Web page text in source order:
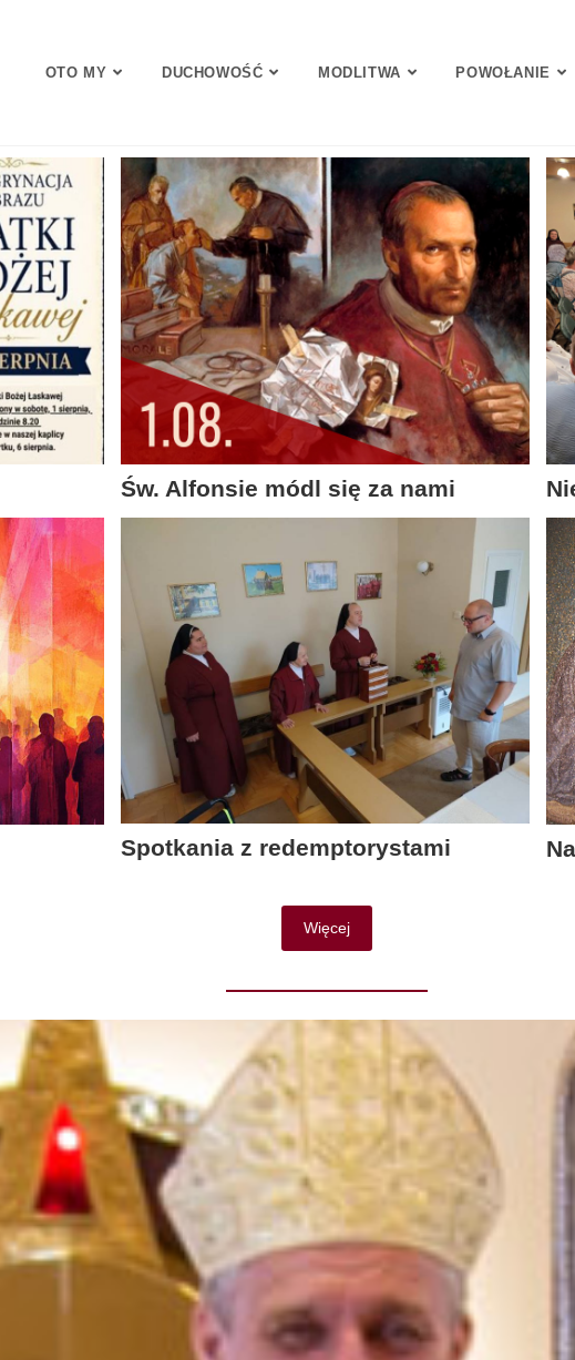
OTO MY DUCHOWOŚĆ MODLITWA POWOŁANIE
Św. Alfonsie módl się za nami
Spotkania z redemptorystami
Więcej